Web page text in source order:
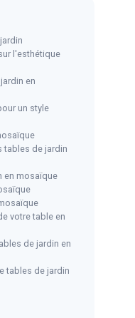
l'esthétique
en
un style
tables de jardin
en mosaïque
votre table en
de jardin en
tables de jardin